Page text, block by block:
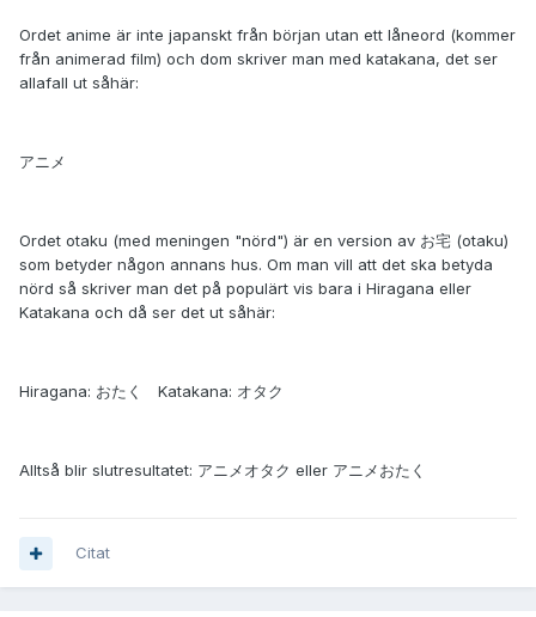
Ordet anime är inte japanskt från början utan ett låneord (kommer
från animerad film) och dom skriver man med katakana, det ser
allafall ut såhär:
アニメ
Ordet otaku (med meningen "nörd") är en version av お宅 (otaku)
som betyder någon annans hus. Om man vill att det ska betyda
nörd så skriver man det på populärt vis bara i Hiragana eller
Katakana och då ser det ut såhär:
Hiragana: おたく Katakana: オタク
Alltså blir slutresultatet: アニメオタク eller アニメおたく
Citat